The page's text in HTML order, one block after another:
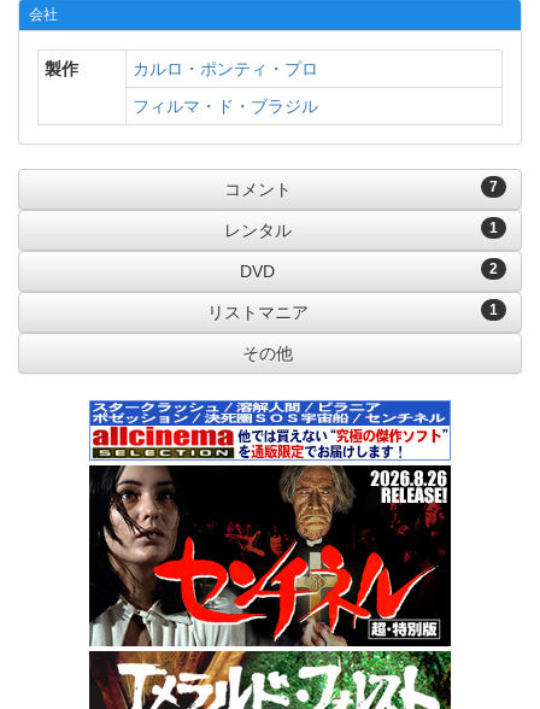
会社
製作
カルロ・ポンティ・プロ
フィルマ・ド・ブラジル
7
コメント
1
レンタル
2
DVD
1
リストマニア
その他